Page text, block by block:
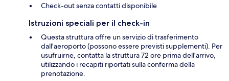
Check-out senza contatti disponibile
Istruzioni speciali per il check-in
Questa struttura offre un servizio di trasferimento
dall'aeroporto (possono essere previsti supplementi). Per
usufruirne, contatta la struttura 72 ore prima dell'arrivo,
utilizzando i recapiti riportati sulla conferma della
prenotazione.